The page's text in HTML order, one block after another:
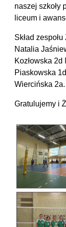
naszej szkoły
liceum i
Skład
Natalia
Kozłowska
Piaskowska
Wiercińska 2a.
Gratulujemy i